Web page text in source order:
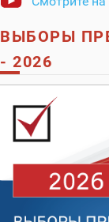
ВЫБОРЫ
- 2026